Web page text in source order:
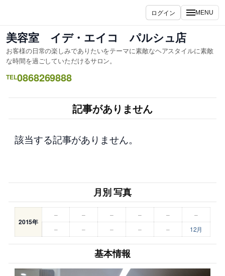
を
ス
キ
ッ
プ
ログイン MENU
美容室 イデ・エイコ パルシュ店
お客様の日常の楽しみでありたいをテーマに素敵なヘアスタイルに素敵
な時間を過ごしていただけるサロン。
TEL0868269888
記事がありません
該当する記事がありません。
月別 写真
2015年
– – – – –
–
–
– – – – 12月
基本情報